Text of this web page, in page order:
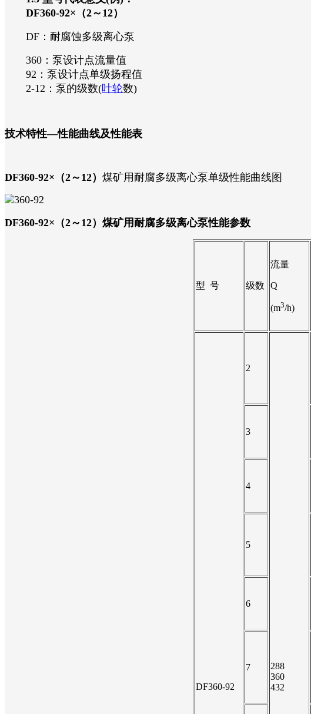
DF360-92×（2～12）
DF：耐腐蚀多级离心泵
360：泵设计点流量值
92：泵设计点单级扬程值
2-12：泵的级数(叶轮数)
技术特性—性能曲线及性能表
DF360-92×（2～12） 煤矿用耐腐多级离心泵单级性能曲线图
DF360-92×（2～12）煤矿用耐腐多级离心泵性能参数
型 号 级数
流量
Q
(m3/h)
DF360-92
2
288
360
432
3
4
5
6
7